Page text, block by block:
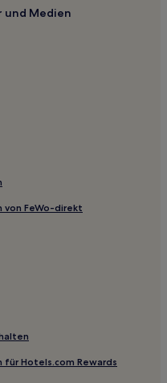
Kriegsgott
Strand Kirara Yakeno
Onsen
und Medien
FeWo-direkt
Hotels.com Rewards